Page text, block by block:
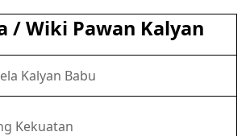
/ Wiki Pawan Kalyan
Kalyan Babu
Kekuatan